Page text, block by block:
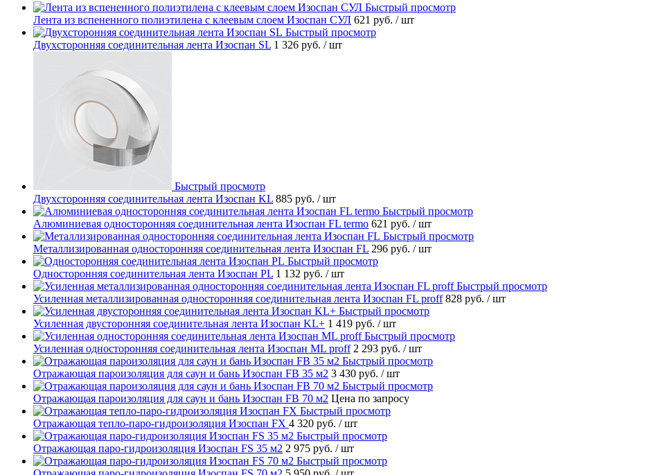
Быстрый просмотр
Лента из вспененного полиэтилена с клеевым слоем Изоспан СУЛ 621 руб. / шт
Быстрый просмотр
Двухсторонняя соединительная лента Изоспан SL 1 326 руб. / шт
Быстрый просмотр
Двухсторонняя соединительная лента Изоспан KL 885 руб. / шт
Быстрый просмотр
Алюминиевая односторонняя соединительная лента Изоспан FL termo 621 руб. / шт
Быстрый просмотр
Металлизированная односторонняя соединительная лента Изоспан FL 296 руб. / шт
Быстрый просмотр
Односторонняя соединительная лента Изоспан PL 1 132 руб. / шт
Быстрый просмотр
Усиленная металлизированная односторонняя соединительная лента Изоспан FL proff 828 руб. / шт
Быстрый просмотр
Усиленная двусторонняя соединительная лента Изоспан KL+ 1 419 руб. / шт
Быстрый просмотр
Усиленная односторонняя соединительная лента Изоспан ML proff 2 293 руб. / шт
Быстрый просмотр
Отражающая пароизоляция для саун и бань Изоспан FB 35 м2 3 430 руб. / шт
Быстрый просмотр
Отражающая пароизоляция для саун и бань Изоспан FB 70 м2 Цена по запросу
Быстрый просмотр
Отражающая тепло-паро-гидроизоляция Изоспан FХ 4 320 руб. / шт
Быстрый просмотр
Отражающая паро-гидроизоляция Изоспан FS 35 м2 2 975 руб. / шт
Быстрый просмотр